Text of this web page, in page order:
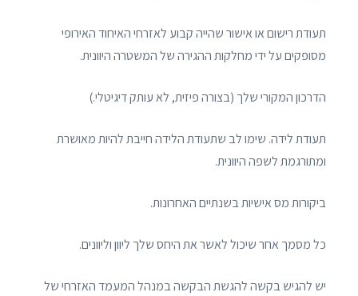
תעודת רישום או אישור שהייה קבוע לאזרחי האיחוד האירופי
מסופקים על ידי מחלקות ההגירה של המשטרה היוונית.
הדרכון המקורי שלך (בצורה פיזית, לא עותק דיגיטלי.)
תעודת לידה. שימו לב שתעודת הלידה חייבת להיות מאושרת
ומתורגמת לשפה היוונית.
ביקורות מס אישיות בשנתיים האחרונות.
כל מסמך אחר שיכול לאשר את היחס שלך ליוון וליוונים.
יש להגיש בקשה להגשת הבקשה במנהל המעמד האזרחי של